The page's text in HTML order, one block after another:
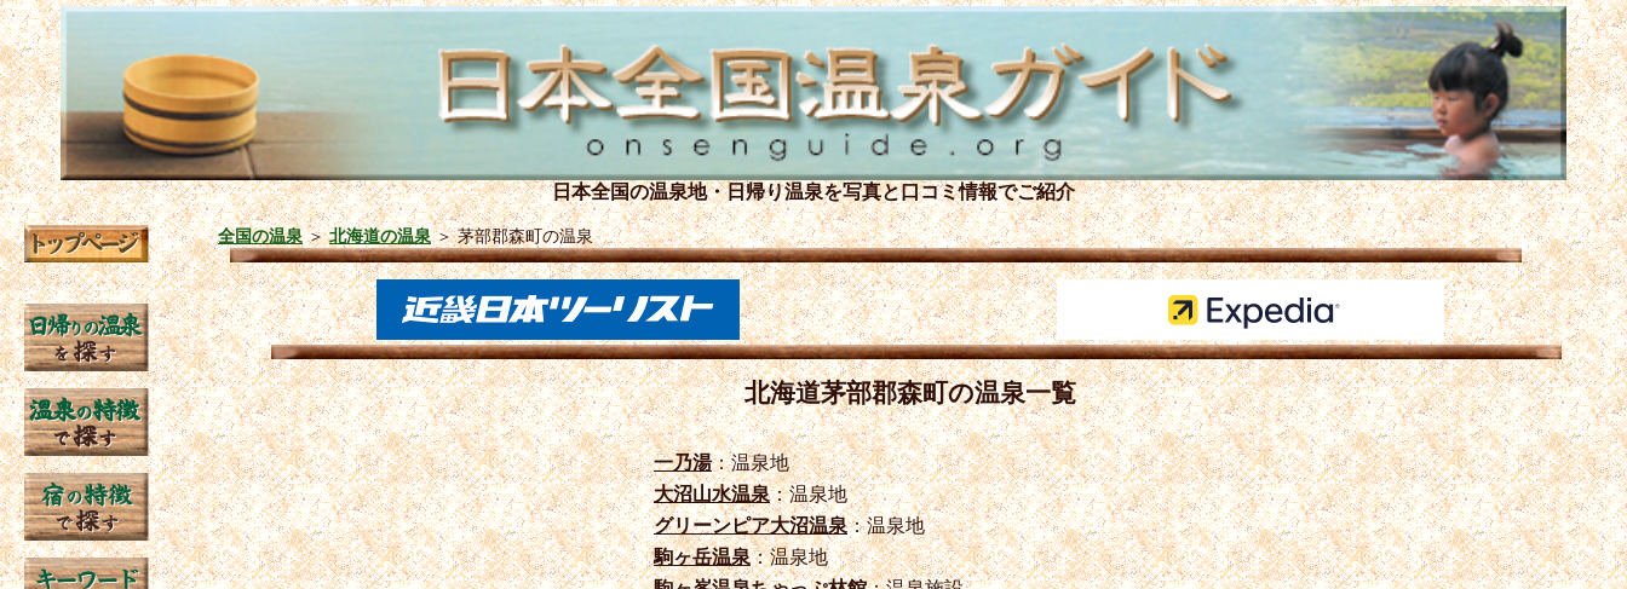
日本全国の温泉地・日帰り温泉を写真と口コミ情報でご紹介
全国の温泉＞北海道の温泉＞茅部郡森町の温泉
北海道茅部郡森町の温泉一覧
一乃湯：温泉地
大沼山水温泉：温泉地
グリーンピア大沼温泉：温泉地
駒ヶ岳温泉：温泉地